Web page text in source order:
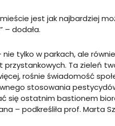
jest jak najbardziej
– dodała.
tylko w parkach, ale
Ta zieleń
rośnie świadomość
stosowania
się ostatnim bastionem
– podkreśliła prof. Marta